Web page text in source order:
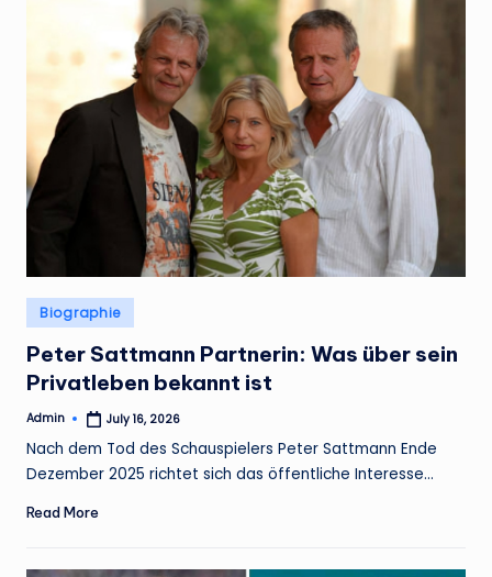
Posted
in
Biographie
Peter Sattmann Partnerin: Was über sein
Privatleben bekannt ist
Posted
Admin July 16, 2026
Nach dem Tod des Schauspielers Peter Sattmann Ende
Dezember 2025 richtet sich das öffentliche Interesse…
Read More